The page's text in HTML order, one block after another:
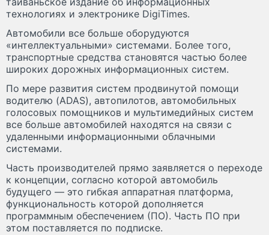
технологиях и электронике DigiTimes.
Автомобили все больше оборудуются
«интеллектуальными» системами. Более того,
транспортные средства становятся частью более
широких дорожных информационных систем.
По мере развития систем продвинутой помощи
водителю (ADAS), автопилотов, автомобильных
голосовых помощников и мультимедийных систем
все больше автомобилей находятся на связи с
удаленными информационными облачными
системами.
Часть производителей прямо заявляется о переходе
к концепции, согласно которой автомобиль
будущего — это гибкая аппаратная платформа,
функциональность которой дополняется
программным обеспечением (ПО). Часть ПО при
этом поставляется по подписке.